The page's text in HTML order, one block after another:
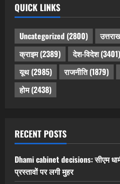
QUICK LINKS
Uncategorized (2800)
क्राइम(2389) देश-विदेश(3401)
यूथ(2985) राजनीति(1879)
होम(2438)
RECENT POSTS
Dhami cabinet decisions: सीएम
प्रस्तावों पर लगी मुहर